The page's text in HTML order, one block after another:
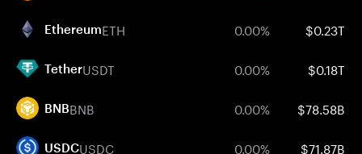
EthereumETH 0.00% $0.23T
TetherUSDT 0.00% $0.18T
BNBBNB 0.00% $78.58B
USDCUSDC 0.00% $71.87B